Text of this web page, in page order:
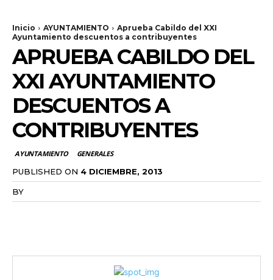
Inicio AYUNTAMIENTO
Aprueba Cabildo del XXI
Ayuntamiento descuentos a contribuyentes
APRUEBA CABILDO DEL
XXI AYUNTAMIENTO
DESCUENTOS A
CONTRIBUYENTES
AYUNTAMIENTO GENERALES
PUBLISHED ON 4 DICIEMBRE, 2013
BY